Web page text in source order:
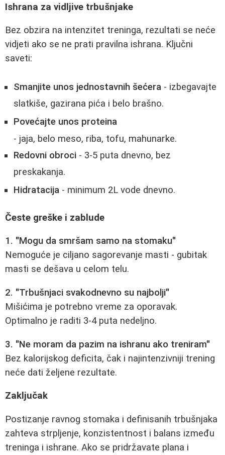
Ishrana za vidljive trbušnjake
Bez obzira na intenzitet treninga, rezultati se neće
vidjeti ako se ne prati pravilna ishrana. Ključni
saveti:
Smanjite unos jednostavnih šećera - izbegavajte
slatkiše, gazirana pića i belo brašno.
Povećajte unos proteina
- jaja, belo meso, riba, tofu, mahunarke.
Redovni obroci - 3-5 puta dnevno, bez
preskakanja.
Hidratacija - minimum 2L vode dnevno.
Česte greške i zablude
1. "Mogu da smršam samo na stomaku"
Nemoguće je ciljano sagorevanje masti - gubitak
masti se dešava u celom telu.
2. "Trbušnjaci svakodnevno su najbolji"
Mišićima je potrebno vreme za oporavak.
Optimalno je raditi 3-4 puta nedeljno.
3. "Ne moram da pazim na ishranu ako treniram"
Bez kalorijskog deficita, čak i najintenzivniji trening
neće dati željene rezultate.
Zaključak
Postizanje ravnog stomaka i definisanih trbušnjaka
zahteva strpljenje, konzistentnost i balans između
treninga i ishrane. Ako se pridržavate plana i